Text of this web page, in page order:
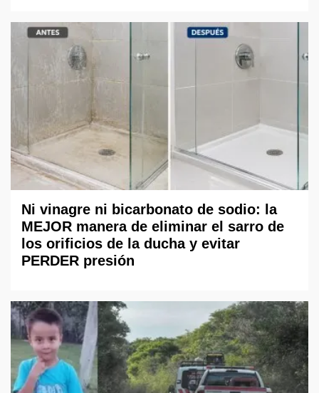
Ni vinagre ni bicarbonato de sodio: la
MEJOR manera de eliminar el sarro de
los orificios de la ducha y evitar
PERDER presión